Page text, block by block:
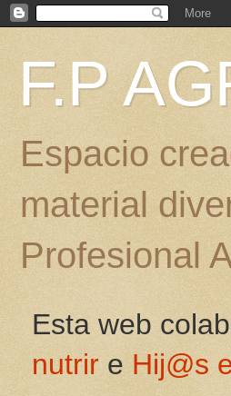
F.P
Espacio
material
Profesional
Esta web
nutrir e Hij@s